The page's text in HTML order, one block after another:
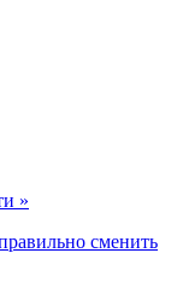
»
сменить